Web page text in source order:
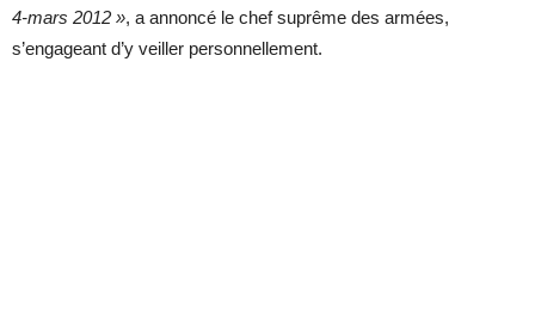
4-mars 2012 », a annoncé le chef suprême des armées,
s’engageant d’y veiller personnellement.